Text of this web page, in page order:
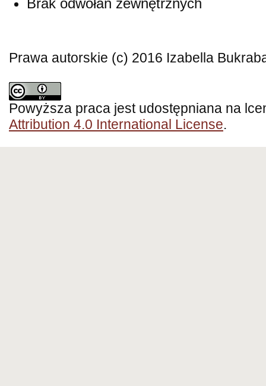
Brak odwołań zewnętrznych
Prawa autorskie (c) 2016 Izabella
Powyższa praca jest udostępniana na
Attribution 4.0 International License.